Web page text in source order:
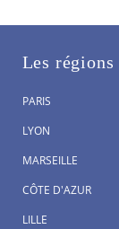
Les régions
PARIS
LYON
MARSEILLE
CÔTE D'AZUR
LILLE